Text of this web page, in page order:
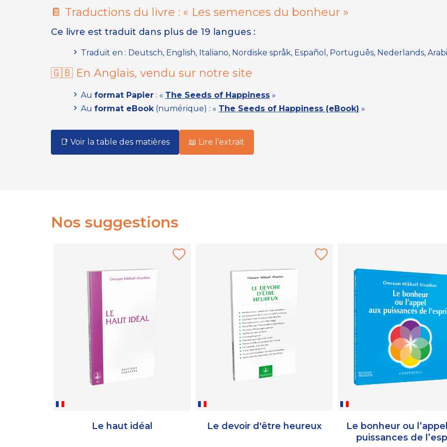
📔 Traductions du livre : « Les semences du bonheur »
Ce livre est traduit dans plus de 19 langues :
Traduit en : Deutsch, English, Italiano, Nordiske språk, Español, Português, Nederlands, Arabi
🇬🇧 En Anglais, vendu sur notre site
Au format Papier : « The Seeds of Happiness »
Au format eBook (numérique) : « The Seeds of Happiness (eBook) »
📑 Voir la table des matières 📖 Lire l’extrait
Nos suggestions
Le haut idéal Le devoir d'être heureux
Le bonheur ou
puissances de